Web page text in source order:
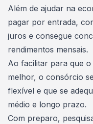
Além de ajudar na
pagar por entrada,
juros e consegue
rendimentos mensais.
Ao facilitar para que
melhor, o consórcio
flexível e que se
médio e longo prazo.
Com preparo,